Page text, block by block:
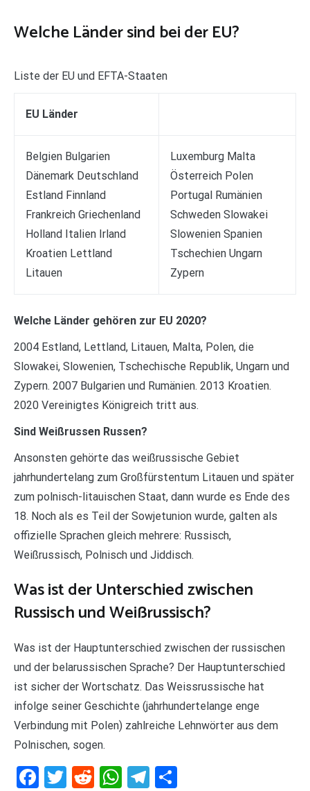
Welche Länder sind bei der EU?
Liste der EU und EFTA-Staaten
EU Länder
Belgien Bulgarien
Dänemark Deutschland
Estland Finnland
Frankreich Griechenland
Holland Italien Irland
Kroatien Lettland
Litauen
Luxemburg Malta
Österreich Polen
Portugal Rumänien
Schweden Slowakei
Slowenien Spanien
Tschechien Ungarn
Zypern
Welche Länder gehören zur EU 2020?
2004 Estland, Lettland, Litauen, Malta, Polen, die
Slowakei, Slowenien, Tschechische Republik, Ungarn und
Zypern. 2007 Bulgarien und Rumänien. 2013 Kroatien.
2020 Vereinigtes Königreich tritt aus.
Sind Weißrussen Russen?
Ansonsten gehörte das weißrussische Gebiet
jahrhundertelang zum Großfürstentum Litauen und später
zum polnisch-litauischen Staat, dann wurde es Ende des
18. Noch als es Teil der Sowjetunion wurde, galten als
offizielle Sprachen gleich mehrere: Russisch,
Weißrussisch, Polnisch und Jiddisch.
Was ist der Unterschied zwischen
Russisch und Weißrussisch?
Was ist der Hauptunterschied zwischen der russischen
und der belarussischen Sprache? Der Hauptunterschied
ist sicher der Wortschatz. Das Weissrussische hat
infolge seiner Geschichte (jahrhundertelange enge
Verbindung mit Polen) zahlreiche Lehnwörter aus dem
Polnischen, sogen.
Facebook
Twitter
RedditWhatsApp
Telegram